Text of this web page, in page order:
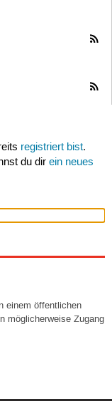
registriert bist.
du dir ein neues
einem öffentlichen
möglicherweise Zugang